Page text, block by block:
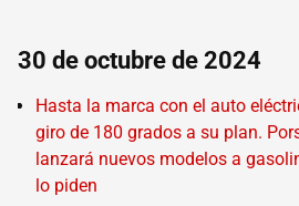
30 de octubre de 2024
Hasta la marca con el auto
giro de 180 grados a su plan.
lanzará nuevos modelos a
lo piden